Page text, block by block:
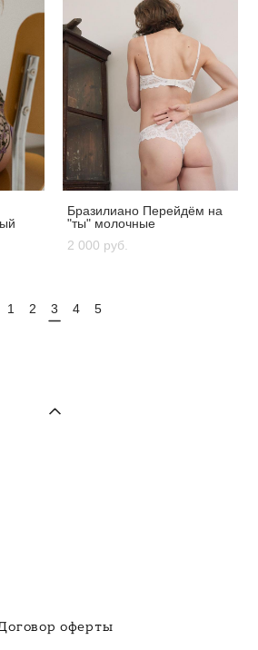
Бразилиано Перейдём на
"ты" молочные
2 000 pуб.
1 2 3 4 5
оферты